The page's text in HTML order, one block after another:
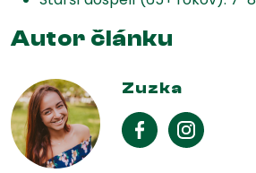
Autor článku
Zuzka